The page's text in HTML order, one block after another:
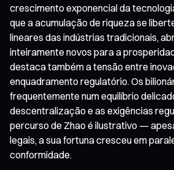
crescimento exponencial da
que a acumulação de riqueza se
lineares das indústrias tradicionais,
inteiramente novos para a
destaca também a tensão entre
enquadramento regulatório. Os
frequentemente num equilíbrio
descentralização e as exigências
percurso de Zhao é ilustrativo —
legais, a sua fortuna cresceu em
conformidade.